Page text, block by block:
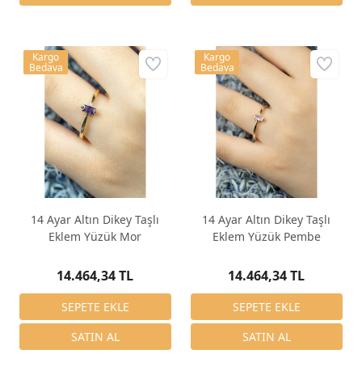
14 Ayar Altın Dikey Taşlı
Eklem Yüzük Mor
14.464,34 TL
Kargo
Bedava
14 Ayar Altın Dikey Taşlı
Eklem Yüzük Pembe
14.464,34 TL
Kargo
Bedava